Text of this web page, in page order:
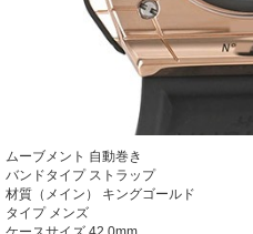
ムーブメント 自動巻き
バンドタイプ ストラップ
材質（メイン）
キングゴールド
タイプ メンズ